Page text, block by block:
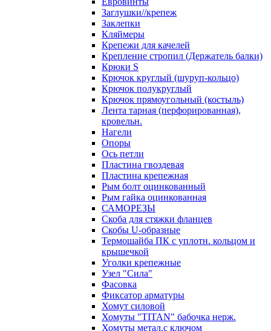
Заглушки//крепеж
Заклепки
Кляймеры
Крепежи для качелей
Крепление стропил (Держатель балки)
Крюки S
Крючок круглый (шуруп-кольцо)
Крючок полукруглый
Крючок прямоугольный (костыль)
Лента тарная (перфорированная),
кровельн.
Нагели
Опоры
Ось петли
Пластина гвоздевая
Пластина крепежная
Рым болт оцинкованный
Рым гайка оцинкованная
САМОРЕЗЫ
Скоба для стяжки фланцев
Скобы U-образные
Термошайба ПК с уплотн. кольцом и
крышечкой
Уголки крепежные
Узел "Сила"
Фасовка
Фиксатор арматуры
Хомут силовой
Хомуты "TITAN" бабочка нерж.
Хомуты метал.с ключом